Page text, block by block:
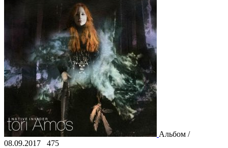
Альбом /
08.09.2017
475